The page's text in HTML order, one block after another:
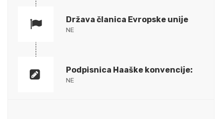
Država članica Evropske unije
NE
Podpisnica Haaške konvencije:
NE